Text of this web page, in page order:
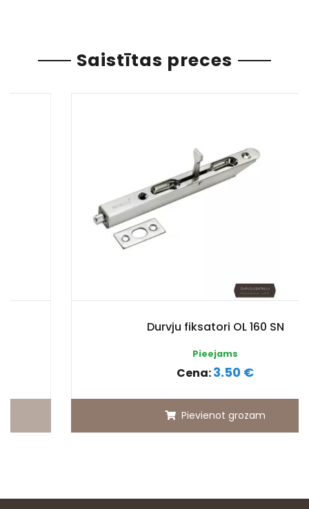
Saistītas preces
Durvju fiksatori OL 160 SN
3.50 €
Pievienot grozam